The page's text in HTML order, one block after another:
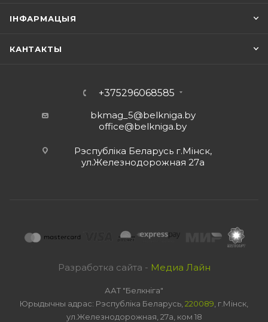
ІНФАРМАЦЫЯ
КАНТАКТЫ
+375296068585
bkmag_5@belkniga.by
office@belkniga.by
Рэспубліка Беларусь г.Мінск,
ул.Железнодорожная 27а
Разработка сайта - Медиа Лайн
ААТ "Белкніга"
Юрыдычны адрас: Рэспубліка Беларусь, 220089 , г.Мінск,
ул.Железнодорожная, 27а, ком 18